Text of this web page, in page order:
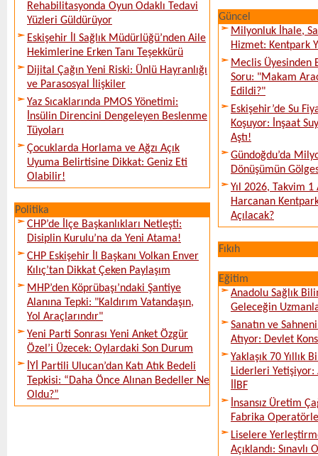
Rehabilitasyonda Oyun Odaklı Tedavi
Yüzleri Güldürüyor
Eskişehir İl Sağlık Müdürlüğü’nden Aile
Hekimlerine Erken Tanı Teşekkürü
Dijital Çağın Yeni Riski: Ünlü Hayranlığı
ve Parasosyal İlişkiler
Yaz Sıcaklarında PMOS Yönetimi:
İnsülin Direncini Dengeleyen Beslenme
Tüyoları
Çocuklarda Horlama ve Ağzı Açık
Uyuma Belirtisine Dikkat: Geniz Eti
Olabilir!
Politika
CHP’de İlçe Başkanlıkları Netleşti:
Disiplin Kurulu’na da Yeni Atama!
CHP Eskişehir İl Başkanı Volkan Enver
Kılıç’tan Dikkat Çeken Paylaşım
MHP’den Köprübaşı’ndaki Şantiye
Alanına Tepki: "Kaldırım Vatandaşın,
Yol Araçlarındır"
Yeni Parti Sonrası Yeni Anket Özgür
Özel’i Üzecek: Oylardaki Son Durum
İYİ Partili Ulucan’dan Katı Atık Bedeli
Tepkisi: “Daha Önce Alınan Bedeller Ne
Oldu?”
Güncel
Milyonluk İhale,
Hizmet: Kentpark
Meclis Üyesinden
Soru: "Makam
Edildi?"
Eskişehir’de Su
Koşuyor: İnşaat
Aştı!
Gündoğdu’da
Dönüşümün
Yıl 2026, Takvim
Harcanan
Açılacak?
Fıkıh
Eğitim
Anadolu Sağlık
Geleceğin
Sanatın ve
Atıyor: Devlet
Yaklaşık 70 Yıllık
Liderleri
İİBF
İnsansız Üretim
Fabrika
Liselere
Açıklandı: